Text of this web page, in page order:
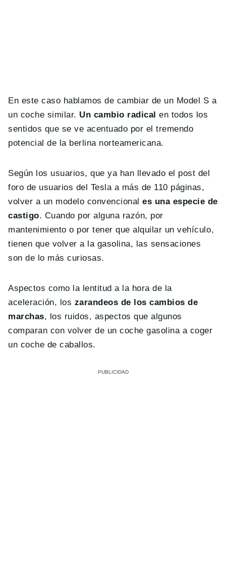
En este caso hablamos de cambiar de un Model S a
un coche similar. Un cambio radical en todos los
sentidos que se ve acentuado por el tremendo
potencial de la berlina norteamericana.
Según los usuarios, que ya han llevado el post del
foro de usuarios del Tesla a más de 110 páginas,
volver a un modelo convencionales una especie de
castigo. Cuando por alguna razón, por
mantenimiento o por tener que alquilar un vehículo,
tienen que volver a la gasolina, las sensaciones
son de lo más curiosas.
Aspectos como la lentitud a la hora de la
aceleración, los zarandeos de los cambios de
marchas, los ruidos, aspectos que algunos
comparan con volver de un coche gasolina a coger
un coche de caballos.